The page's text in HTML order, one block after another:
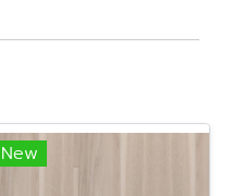
New